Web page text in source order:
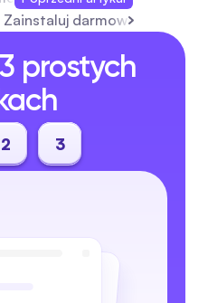
Zainstaluj darmowego bota
prostych
2 3